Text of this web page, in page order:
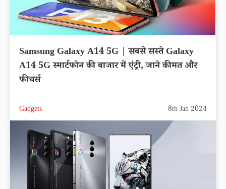
Samsung Galaxy A14 5G | सबसे सस्ते Galaxy
A14 5G स्मार्टफोन की बाजार में एंट्री, जाने कीमत और
फीचर्स
Gadgets 8th Jan 2024